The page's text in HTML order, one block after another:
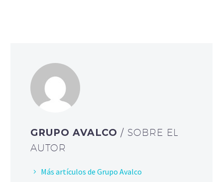
GRUPO AVALCO/ SOBRE EL
AUTOR
Más artículos de Grupo Avalco